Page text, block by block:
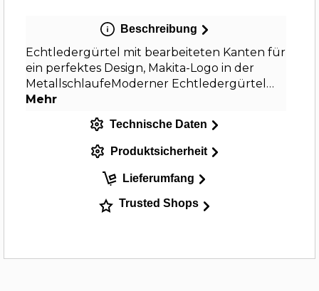
Beschreibung
Echtledergürtel mit bearbeiteten Kanten für
ein perfektes Design, Makita-Logo in der
MetallschlaufeModerner Echtledergürtel…
Mehr
Technische Daten
Produktsicherheit
Lieferumfang
Trusted Shops